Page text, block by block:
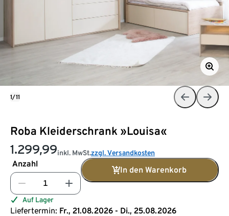
Roba Kleiderschrank »Louisa«
1.299,99inkl. MwSt.zzgl. Versandkosten
Anzahl
In den Warenkorb
Auf Lager
Liefertermin: Fr., 21.08.2026 - Di., 25.08.2026
1/11